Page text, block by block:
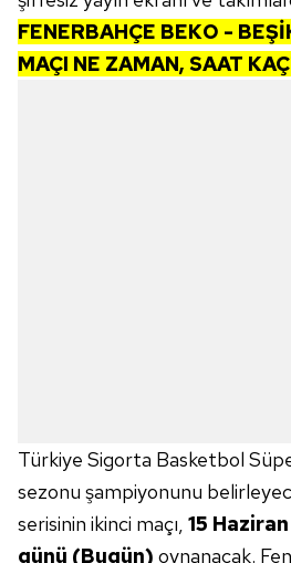
FENERBAHÇE BEKO -
MAÇI NE ZAMAN, SAAT
Türkiye Sigorta Basketbol
sezonu şampiyonunu
serisinin ikinci maçı, 15
günü (Bugün) oynanacak.